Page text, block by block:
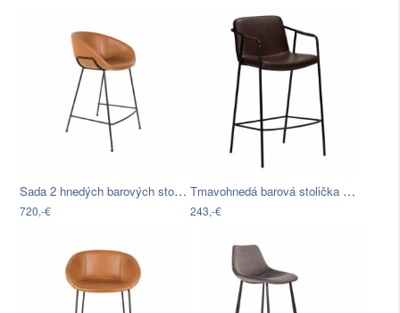
Sada 2 hnedých barových stoličiek…
720,-€
Tmavohnedá barová stolička z imitácii…
243,-€